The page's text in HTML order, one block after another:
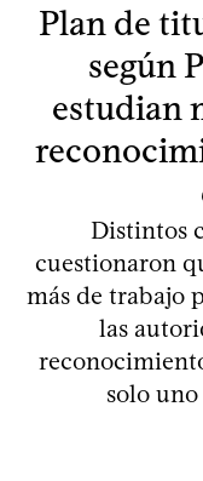
Plan de
según
estudian
Distintos
cuestionaron
más de trabajo
las
solo